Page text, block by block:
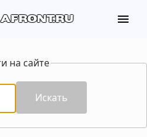
menu
на сайте
Искать